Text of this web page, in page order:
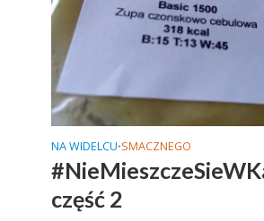
NA WIDELCU•SMACZNEGO
część 2